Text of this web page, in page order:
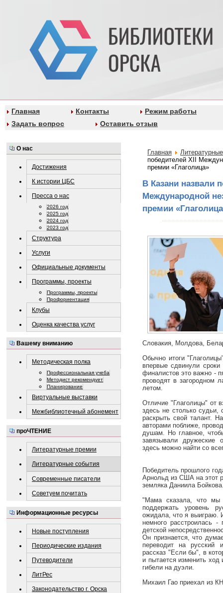
Главная Контакты
Режим работы
Задать вопрос
Оставить отзыв
О нас
Достижения
К истории ЦБС
Пресса о нас
2026 год
2025 год
2024 год
2023 год
Структура
Услуги
Официальные документы
Программы, проекты
Программы, проекты
Профориентация
Клубы
Оценка качества услуг
Вашему вниманию
Методическая полка
Профессиональная учеба
Методист рекомендует
Планирование
Виртуальные выставки
Межбиблиотечный абонемент
проЧТЕНИЕ
Литературные премии
Литературные события
Современные писатели
Советуем почитать
Информационные ресурсы
Новые поступления
Периодические издания
Путеводители
ЛитРес
Законодательство г. Орска
Главная
победителей XII
премии «Глаголица»
В Казани назвали
Международной
премии
Словакия, Молдова,
Обычно итоги
впервые сдвинули
финалистов это важно -
проводят в загородном
летом.
Отличие "Глаголицы" от
здесь не столько судьи,
раскрыть свой талант.
авторами поближе,
душам. Но главное,
завязывали дружеские
здесь можно найти со
Победитель прошлого
Арнольд из США на этот
земляка Даниила
"Мама сказала, что мы
поддержать уровень
ожидала, что я выиграю.
немного расстроилась
детской
Он признается, что
переводит на русский
рассказ "Если бы", в
и пытается изменить
гибели на дуэли.
Михаил Гао приехал из